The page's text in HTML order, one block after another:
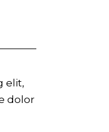
elit,
dolor